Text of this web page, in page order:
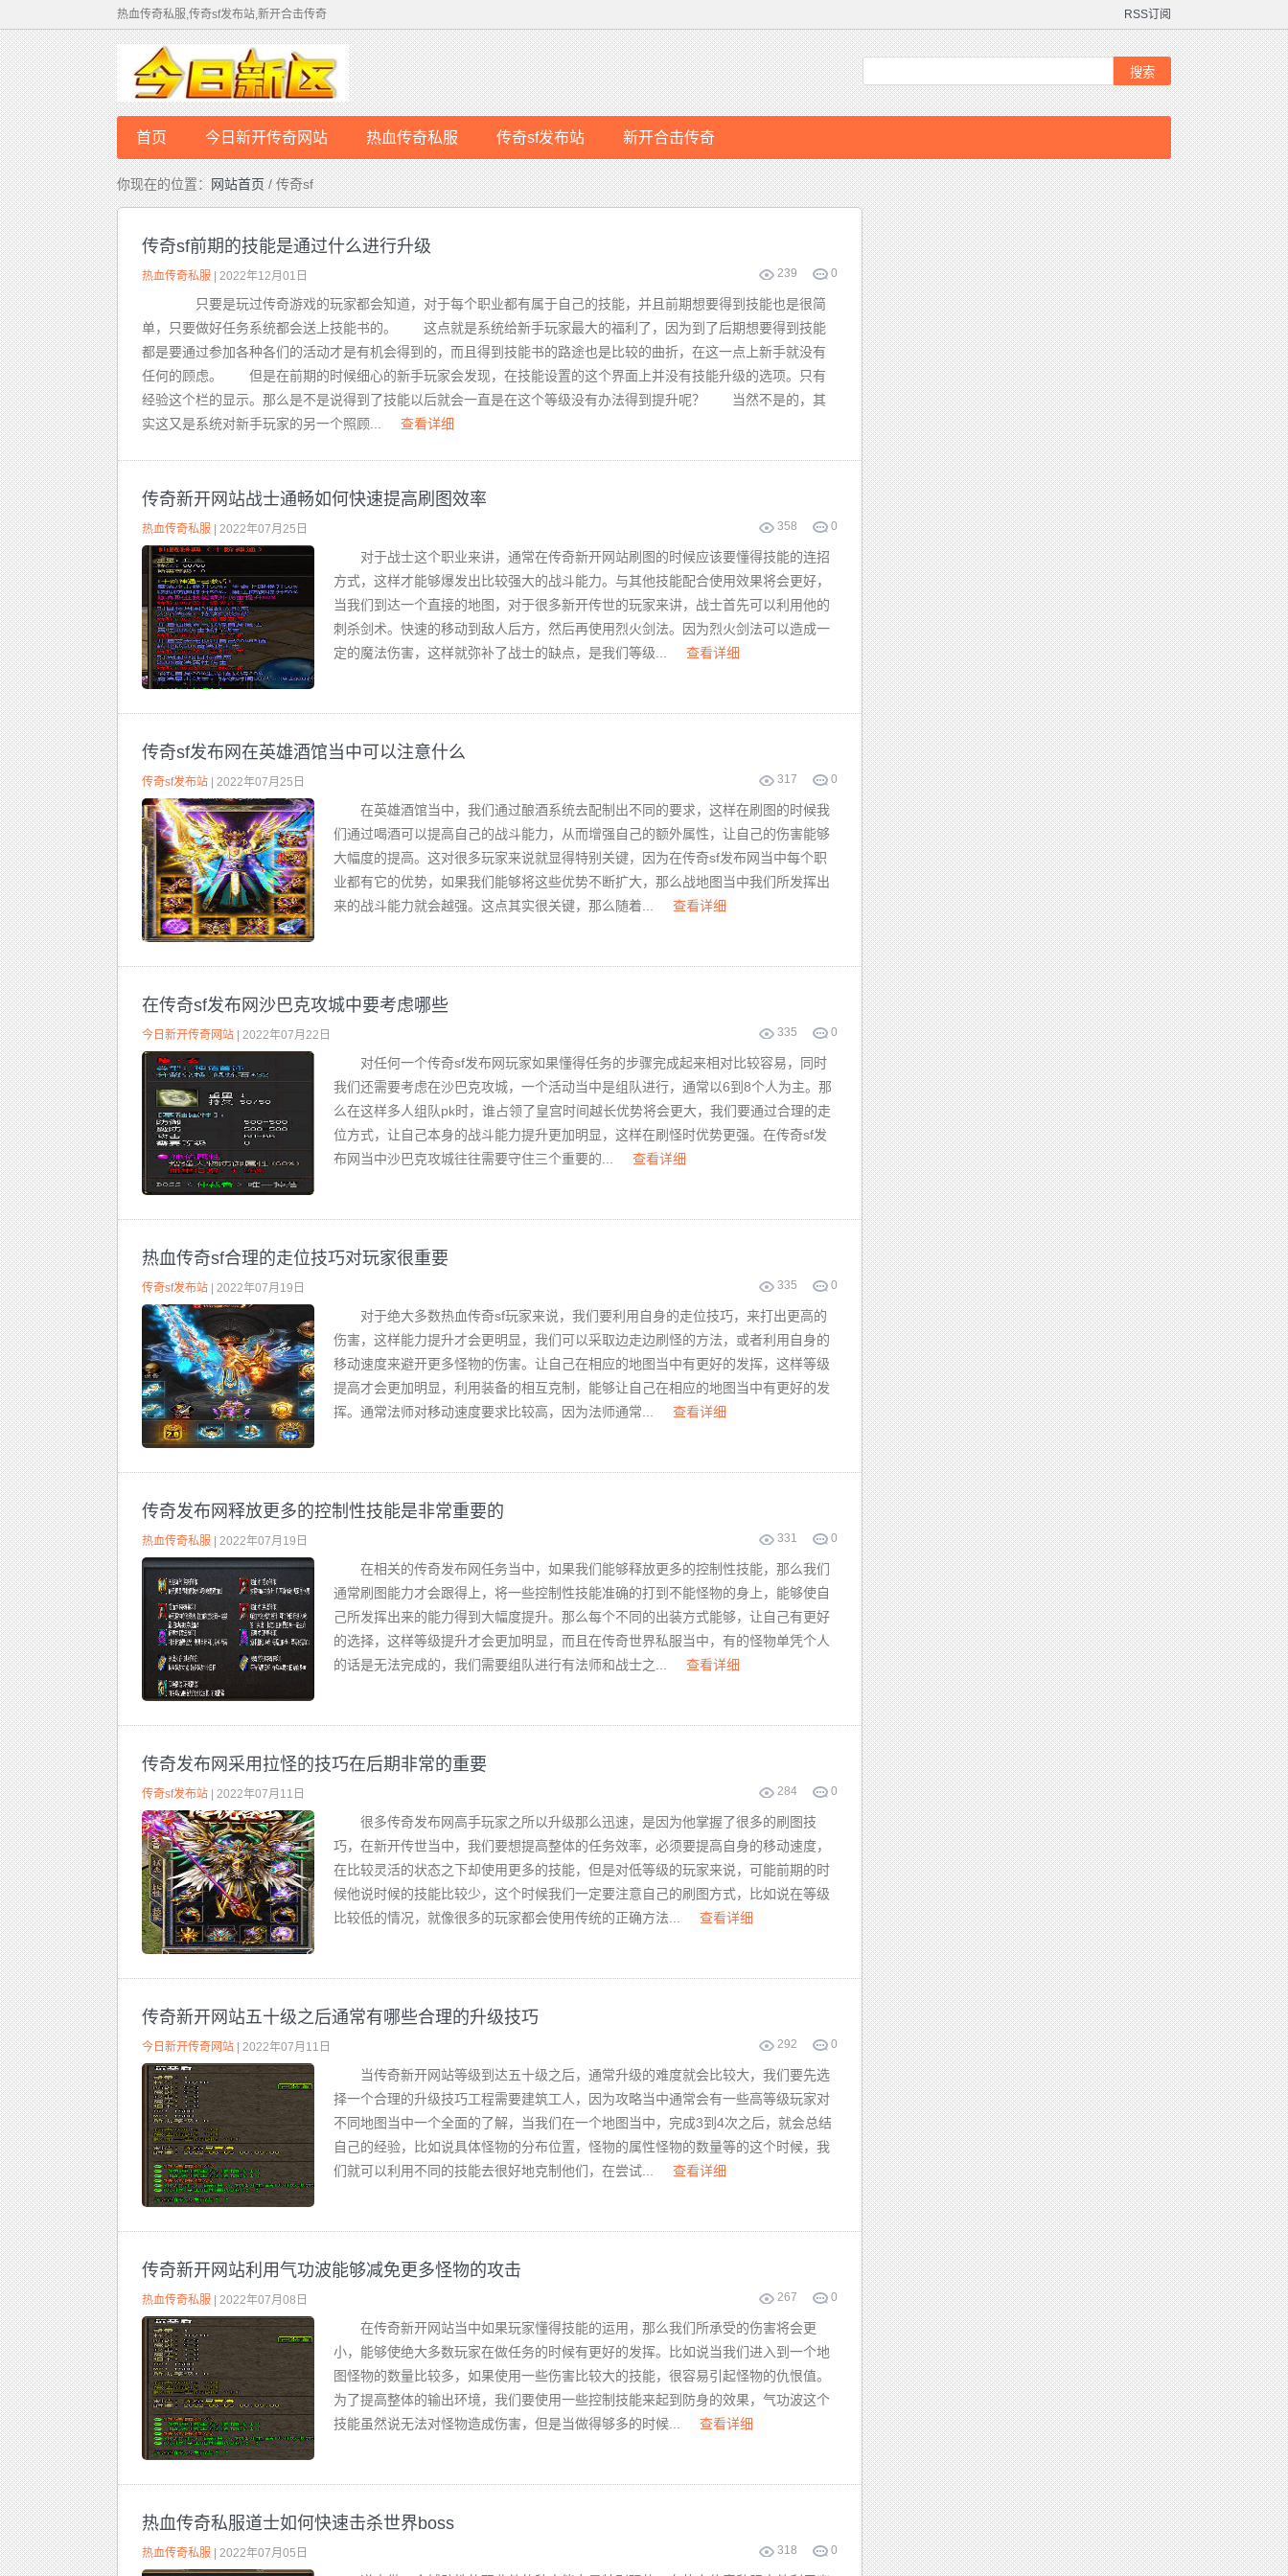
RSS订阅
热血传奇私服,传奇sf发布站,新开合击传奇
首页 今日新开传奇网站 热血传奇私服 传奇sf发布站 新开合击传奇
你现在的位置：网站首页/ 传奇sf
传奇sf前期的技能是通过什么进行升级
239 0
热血传奇私服 | 2022年12月01日
只要是玩过传奇游戏的玩家都会知道，对于每个职业都有属于自己的技能，并且前期想要得到技能也是很简
单，只要做好任务系统都会送上技能书的。 这点就是系统给新手玩家最大的福利了，因为到了后期想要得到技能
都是要通过参加各种各们的活动才是有机会得到的，而且得到技能书的路途也是比较的曲折，在这一点上新手就没有
任何的顾虑。 但是在前期的时候细心的新手玩家会发现，在技能设置的这个界面上并没有技能升级的选项。只有
经验这个栏的显示。那么是不是说得到了技能以后就会一直是在这个等级没有办法得到提升呢？ 当然不是的，其
实这又是系统对新手玩家的另一个照顾...
查看详细
传奇新开网站战士通畅如何快速提高刷图效率
358 0
热血传奇私服 | 2022年07月25日
对于战士这个职业来讲，通常在传奇新开网站刷图的时候应该要懂得技能的连招
方式，这样才能够爆发出比较强大的战斗能力。与其他技能配合使用效果将会更好，
当我们到达一个直接的地图，对于很多新开传世的玩家来讲，战士首先可以利用他的
刺杀剑术。快速的移动到敌人后方，然后再使用烈火剑法。因为烈火剑法可以造成一
定的魔法伤害，这样就弥补了战士的缺点，是我们等级...
查看详细
传奇sf发布网在英雄酒馆当中可以注意什么
317 0
传奇sf发布站 | 2022年07月25日
在英雄酒馆当中，我们通过酿酒系统去配制出不同的要求，这样在刷图的时候我
们通过喝酒可以提高自己的战斗能力，从而增强自己的额外属性，让自己的伤害能够
大幅度的提高。这对很多玩家来说就显得特别关键，因为在传奇sf发布网当中每个职
业都有它的优势，如果我们能够将这些优势不断扩大，那么战地图当中我们所发挥出
来的战斗能力就会越强。这点其实很关键，那么随着...
查看详细
在传奇sf发布网沙巴克攻城中要考虑哪些
335 0
今日新开传奇网站 | 2022年07月22日
对任何一个传奇sf发布网玩家如果懂得任务的步骤完成起来相对比较容易，同时
我们还需要考虑在沙巴克攻城，一个活动当中是组队进行，通常以6到8个人为主。那
么在这样多人组队pk时，谁占领了皇宫时间越长优势将会更大，我们要通过合理的走
位方式，让自己本身的战斗能力提升更加明显，这样在刷怪时优势更强。在传奇sf发
布网当中沙巴克攻城往往需要守住三个重要的...
查看详细
热血传奇sf合理的走位技巧对玩家很重要
335 0
传奇sf发布站 | 2022年07月19日
对于绝大多数热血传奇sf玩家来说，我们要利用自身的走位技巧，来打出更高的
伤害，这样能力提升才会更明显，我们可以采取边走边刷怪的方法，或者利用自身的
移动速度来避开更多怪物的伤害。让自己在相应的地图当中有更好的发挥，这样等级
提高才会更加明显，利用装备的相互克制，能够让自己在相应的地图当中有更好的发
挥。通常法师对移动速度要求比较高，因为法师通常...
查看详细
传奇发布网释放更多的控制性技能是非常重要的
331 0
热血传奇私服 | 2022年07月19日
在相关的传奇发布网任务当中，如果我们能够释放更多的控制性技能，那么我们
通常刷图能力才会跟得上，将一些控制性技能准确的打到不能怪物的身上，能够使自
己所发挥出来的能力得到大幅度提升。那么每个不同的出装方式能够，让自己有更好
的选择，这样等级提升才会更加明显，而且在传奇世界私服当中，有的怪物单凭个人
的话是无法完成的，我们需要组队进行有法师和战士之...
查看详细
传奇发布网采用拉怪的技巧在后期非常的重要
284 0
传奇sf发布站 | 2022年07月11日
很多传奇发布网高手玩家之所以升级那么迅速，是因为他掌握了很多的刷图技
巧，在新开传世当中，我们要想提高整体的任务效率，必须要提高自身的移动速度，
在比较灵活的状态之下却使用更多的技能，但是对低等级的玩家来说，可能前期的时
候他说时候的技能比较少，这个时候我们一定要注意自己的刷图方式，比如说在等级
比较低的情况，就像很多的玩家都会使用传统的正确方法...
查看详细
传奇新开网站五十级之后通常有哪些合理的升级技巧
292 0
今日新开传奇网站 | 2022年07月11日
当传奇新开网站等级到达五十级之后，通常升级的难度就会比较大，我们要先选
择一个合理的升级技巧工程需要建筑工人，因为攻略当中通常会有一些高等级玩家对
不同地图当中一个全面的了解，当我们在一个地图当中，完成3到4次之后，就会总结
自己的经验，比如说具体怪物的分布位置，怪物的属性怪物的数量等的这个时候，我
们就可以利用不同的技能去很好地克制他们，在尝试...
查看详细
传奇新开网站利用气功波能够减免更多怪物的攻击
267 0
热血传奇私服 | 2022年07月08日
在传奇新开网站当中如果玩家懂得技能的运用，那么我们所承受的伤害将会更
小，能够使绝大多数玩家在做任务的时候有更好的发挥。比如说当我们进入到一个地
图怪物的数量比较多，如果使用一些伤害比较大的技能，很容易引起怪物的仇恨值。
为了提高整体的输出环境，我们要使用一些控制技能来起到防身的效果，气功波这个
技能虽然说无法对怪物造成伤害，但是当做得够多的时候...
查看详细
热血传奇私服道士如何快速击杀世界boss
318 0
热血传奇私服 | 2022年07月05日